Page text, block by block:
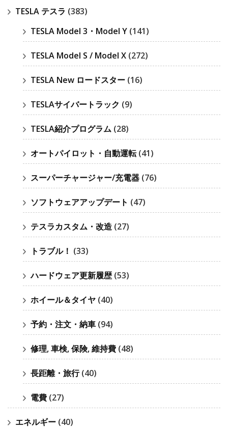
TESLA テスラ (383)
TESLA Model 3・Model Y (141)
TESLA Model S / Model X (272)
TESLA New ロードスター (16)
TESLAサイバートラック (9)
TESLA紹介プログラム (28)
オートパイロット・自動運転(41)
スーパーチャージャー/充電器 (76)
ソフトウェアアップデート (47)
テスラカスタム・改造 (27)
トラブル！ (33)
ハードウェア更新履歴(53)
ホイール＆タイヤ (40)
予約・注文・納車 (94)
修理, 車検, 保険, 維持費 (48)
長距離・旅行(40)
電費 (27)
エネルギー (40)